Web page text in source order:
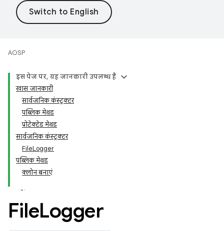
AOSP
इस पेज पर, यह जानकारी उपलब्ध है
खास जानकारी
सार्वजनिक कंस्ट्रक्टर
पब्लिक मेथड
प्रोटेक्टेड मेथड
सार्वजनिक कंस्ट्रक्टर
FileLogger
पब्लिक मेथड
क्लोन बनाएं
FileLogger